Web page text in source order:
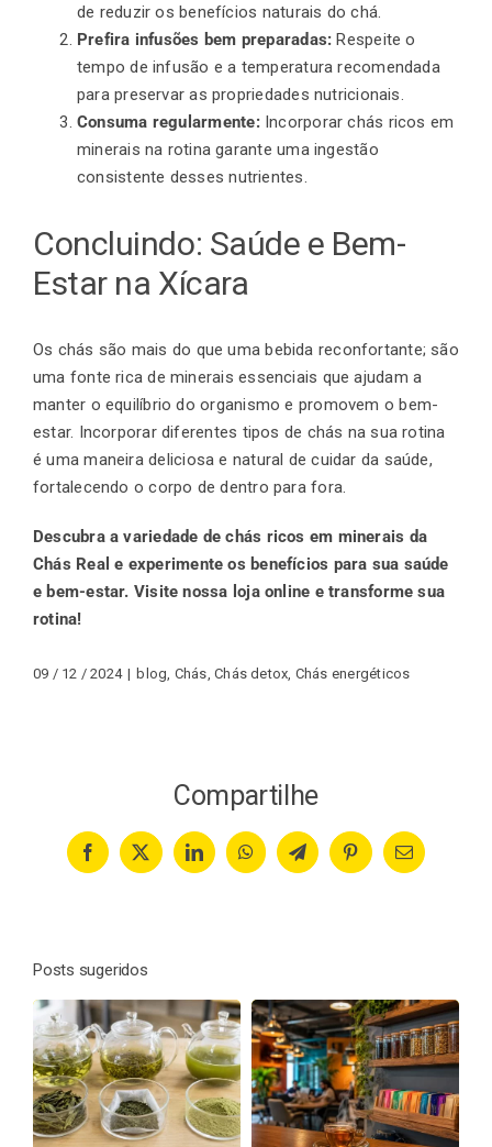
de reduzir os benefícios naturais do chá.
Prefira infusões bem preparadas: Respeite o
tempo de infusão e a temperatura recomendada
para preservar as propriedades nutricionais.
Consuma regularmente:Incorporar chás ricos em
minerais na rotina garante uma ingestão
consistente desses nutrientes.
Concluindo: Saúde e Bem-
Estar na Xícara
Os chás são mais do que uma bebida reconfortante; são
uma fonte rica de minerais essenciais que ajudam a
manter o equilíbrio do organismo e promovem o bem-
estar. Incorporar diferentes tipos de chás na sua rotina
é uma maneira deliciosa e natural de cuidar da saúde,
fortalecendo o corpo de dentro para fora.
Descubra a variedade de chás ricos em minerais da
Chás Real e experimente os benefícios para sua saúde
e bem-estar. Visite nossa loja online e transforme sua
rotina!
09 / 12 / 2024 | blog Chás ,Chás detox Chás energéticos
Compartilhe
Facebook
X LinkedInWhatsAppTelegramPinterestEmail
Posts sugeridos